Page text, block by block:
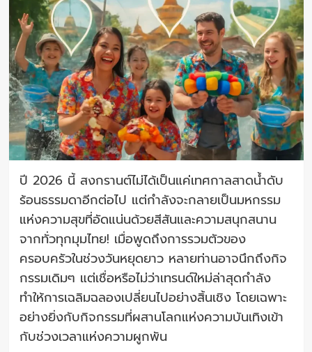
ปี 2026 นี้ สงกรานต์ไม่ได้เป็นแค่เทศกาลสาดน้ำดับ
ร้อนธรรมดาอีกต่อไป แต่กำลังจะกลายเป็นมหกรรม
แห่งความสุขที่อัดแน่นด้วยสีสันและความสนุกสนาน
จากทั่วทุกมุมไทย! เมื่อพูดถึงการรวมตัวของ
ครอบครัวในช่วงวันหยุดยาว หลายท่านอาจนึกถึงกิจ
กรรมเดิมๆ แต่เชื่อหรือไม่ว่าเทรนด์ใหม่ล่าสุดกำลัง
ทำให้การเฉลิมฉลองเปลี่ยนไปอย่างสิ้นเชิง โดยเฉพาะ
อย่างยิ่งกับกิจกรรมที่ผสานโลกแห่งความบันเทิงเข้า
กับช่วงเวลาแห่งความผูกพัน